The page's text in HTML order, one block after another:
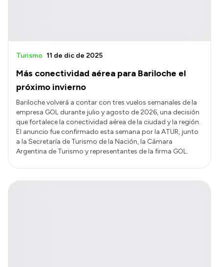
Más conectividad aérea para Bariloche el
próximo invierno
Turismo 11 de dic de 2025
Bariloche volverá a contar con tres vuelos semanales de la
empresa GOL durante julio y agosto de 2026, una decisión
que fortalece la conectividad aérea de la ciudad y la región.
El anuncio fue confirmado esta semana por la ATUR, junto
a la Secretaría de Turismo de la Nación, la Cámara
Argentina de Turismo y representantes de la firma GOL.